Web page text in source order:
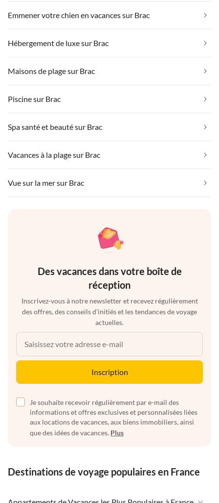
Emmener votre chien en vacances sur Brac
Hébergement de luxe sur Brac
Maisons de plage sur Brac
Piscine sur Brac
Spa santé et beauté sur Brac
Vacances à la plage sur Brac
Vue sur la mer sur Brac
Des vacances dans votre boîte de
réception
Inscrivez-vous à notre newsletter et recevez régulièrement
des offres, des conseils d'initiés et les tendances de voyage
actuelles.
Inscription
Je souhaite recevoir régulièrement par e-mail des
informations et offres exclusives et personnalisées liées
aux locations de vacances, aux biens immobiliers, ainsi
que des idées de vacances. Plus
Destinations de voyage populaires en France